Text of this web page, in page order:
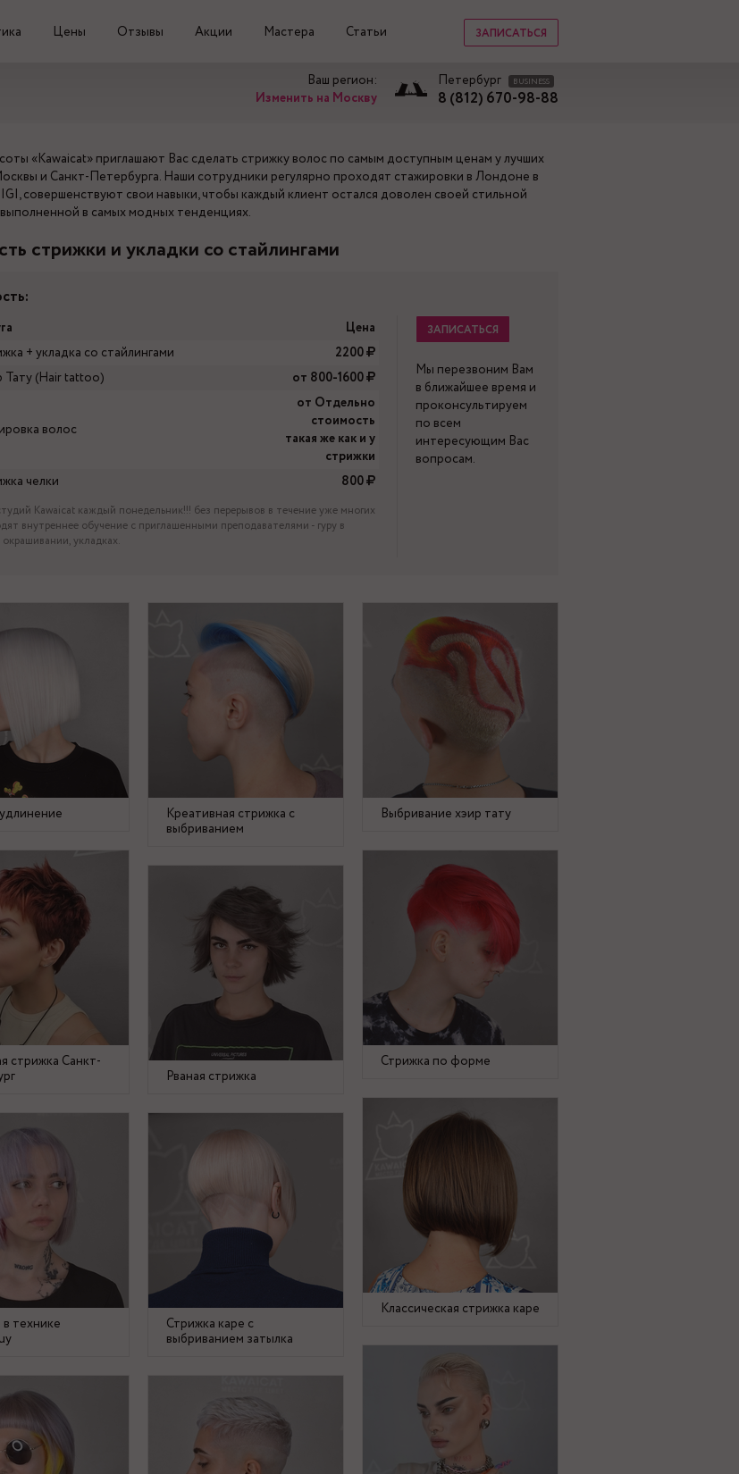
ЗАПИСАТЬСЯ
Цены Отзывы Акции Мастера Статьи
Ваш регион:
Изменить на Москву
Петербург BUSINESS
8 (812) 670-98-88
«Kawaicat» приглашают Вас сделать стрижку волос по самым доступным ценам у лучших
и Санкт-Петербурга. Наши сотрудники регулярно проходят стажировки в Лондоне в
совершенствуют свои навыки, чтобы каждый клиент остался доволен своей стильной
в самых модных тенденциях.
стрижки и укладки со стайлингами
Цена
+ укладка со стайлингами
2200
Тату (Hair tattoo)
от 800-1600
волос
от Отдельно
стоимость
такая же как и у
стрижки
челки
800
Kawaicat каждый понедельник!!! без перерывов в течение уже многих
внутреннее обучение с приглашенными преподавателями - гуру в
укладках.
ЗАПИСАТЬСЯ
Мы перезвоним Вам
в ближайшее время и
проконсультируем
по всем
интересующим Вас
вопросам.
Креативная стрижка с
выбриванием
Выбривание хэир тату
стрижка Санкт-
Стрижка по форме
Рваная стрижка
Классическая стрижка каре
технике
Стрижка каре с
выбриванием затылка